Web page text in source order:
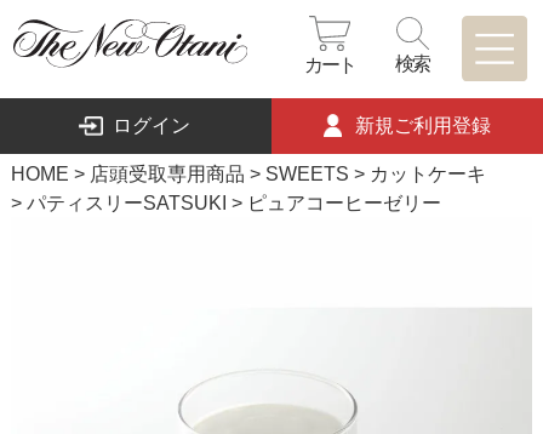
カート 検索
ログイン 新規ご利用登録
HOME 店頭受取専用商品 SWEETS
カットケーキ
パティスリーSATSUKI
ピュアコーヒーゼリー